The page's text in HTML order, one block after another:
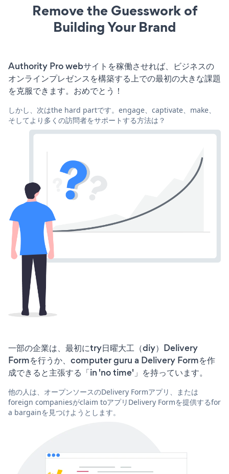
Remove the Guesswork of
Building Your Brand
Authority Pro webサイトを稼働させれば、ビジネスの
オンラインプレゼンスを構築する上での最初の大きな課題
を克服できます。おめでとう！
しかし、次はthe hard partです。engage、captivate、make、
そしてより多くの訪問者をサポートする方法は？
一部の企業は、最初にtry日曜大工（diy）Delivery
Formを行うか、computer guru a Delivery Formを作
成できると主張する「in 'no time'」を持っています。
他の人は、オープンソースのDelivery Formアプリ、または
foreign companiesがclaim toアプリDelivery Formを提供するfor
a bargainを見つけようとします。